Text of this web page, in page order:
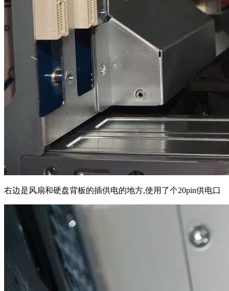
右边是风扇和硬盘背板的插供电的地方,使用了个20pin供电口